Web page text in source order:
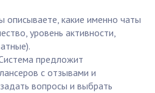
описываете, какие именно чаты
уровень активности,
предложит
с отзывами и
вопросы и выбрать